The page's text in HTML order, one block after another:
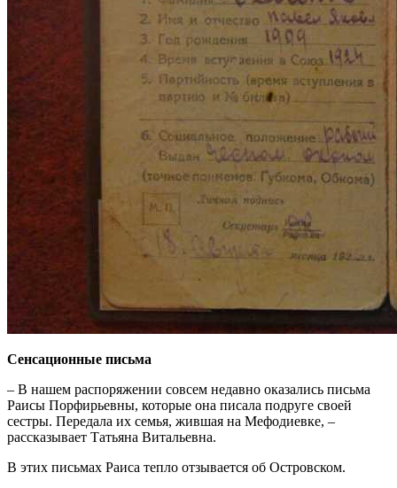
Сенсационные письма
– В нашем распоряжении совсем недавно оказались письма
Раисы Порфирьевны, которые она писала подруге своей
сестры. Передала их семья, жившая на Мефодиевке, –
рассказывает Татьяна Витальевна.
В этих письмах Раиса тепло отзывается об Островском.